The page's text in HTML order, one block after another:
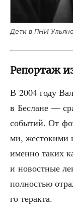
Дети в ПНИ
Репортаж
В 2004 году
в Беслане —
собы­тий. От
ми, жесто­ки­ми
имен­но таких
и новост­ные
пол­но­стью
го теракта.